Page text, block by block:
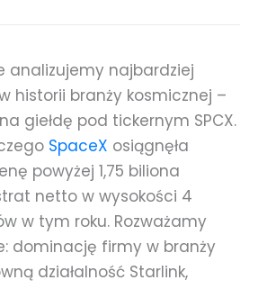
analizujemy najbardziej
historii branży kosmicznej –
na giełdę pod tickernym SPCX.
SpaceX osiągnęła
powyżej 1,75 biliona
netto w wysokości 4
w tym roku. Rozważamy
dominację firmy w branży
działalność Starlink,